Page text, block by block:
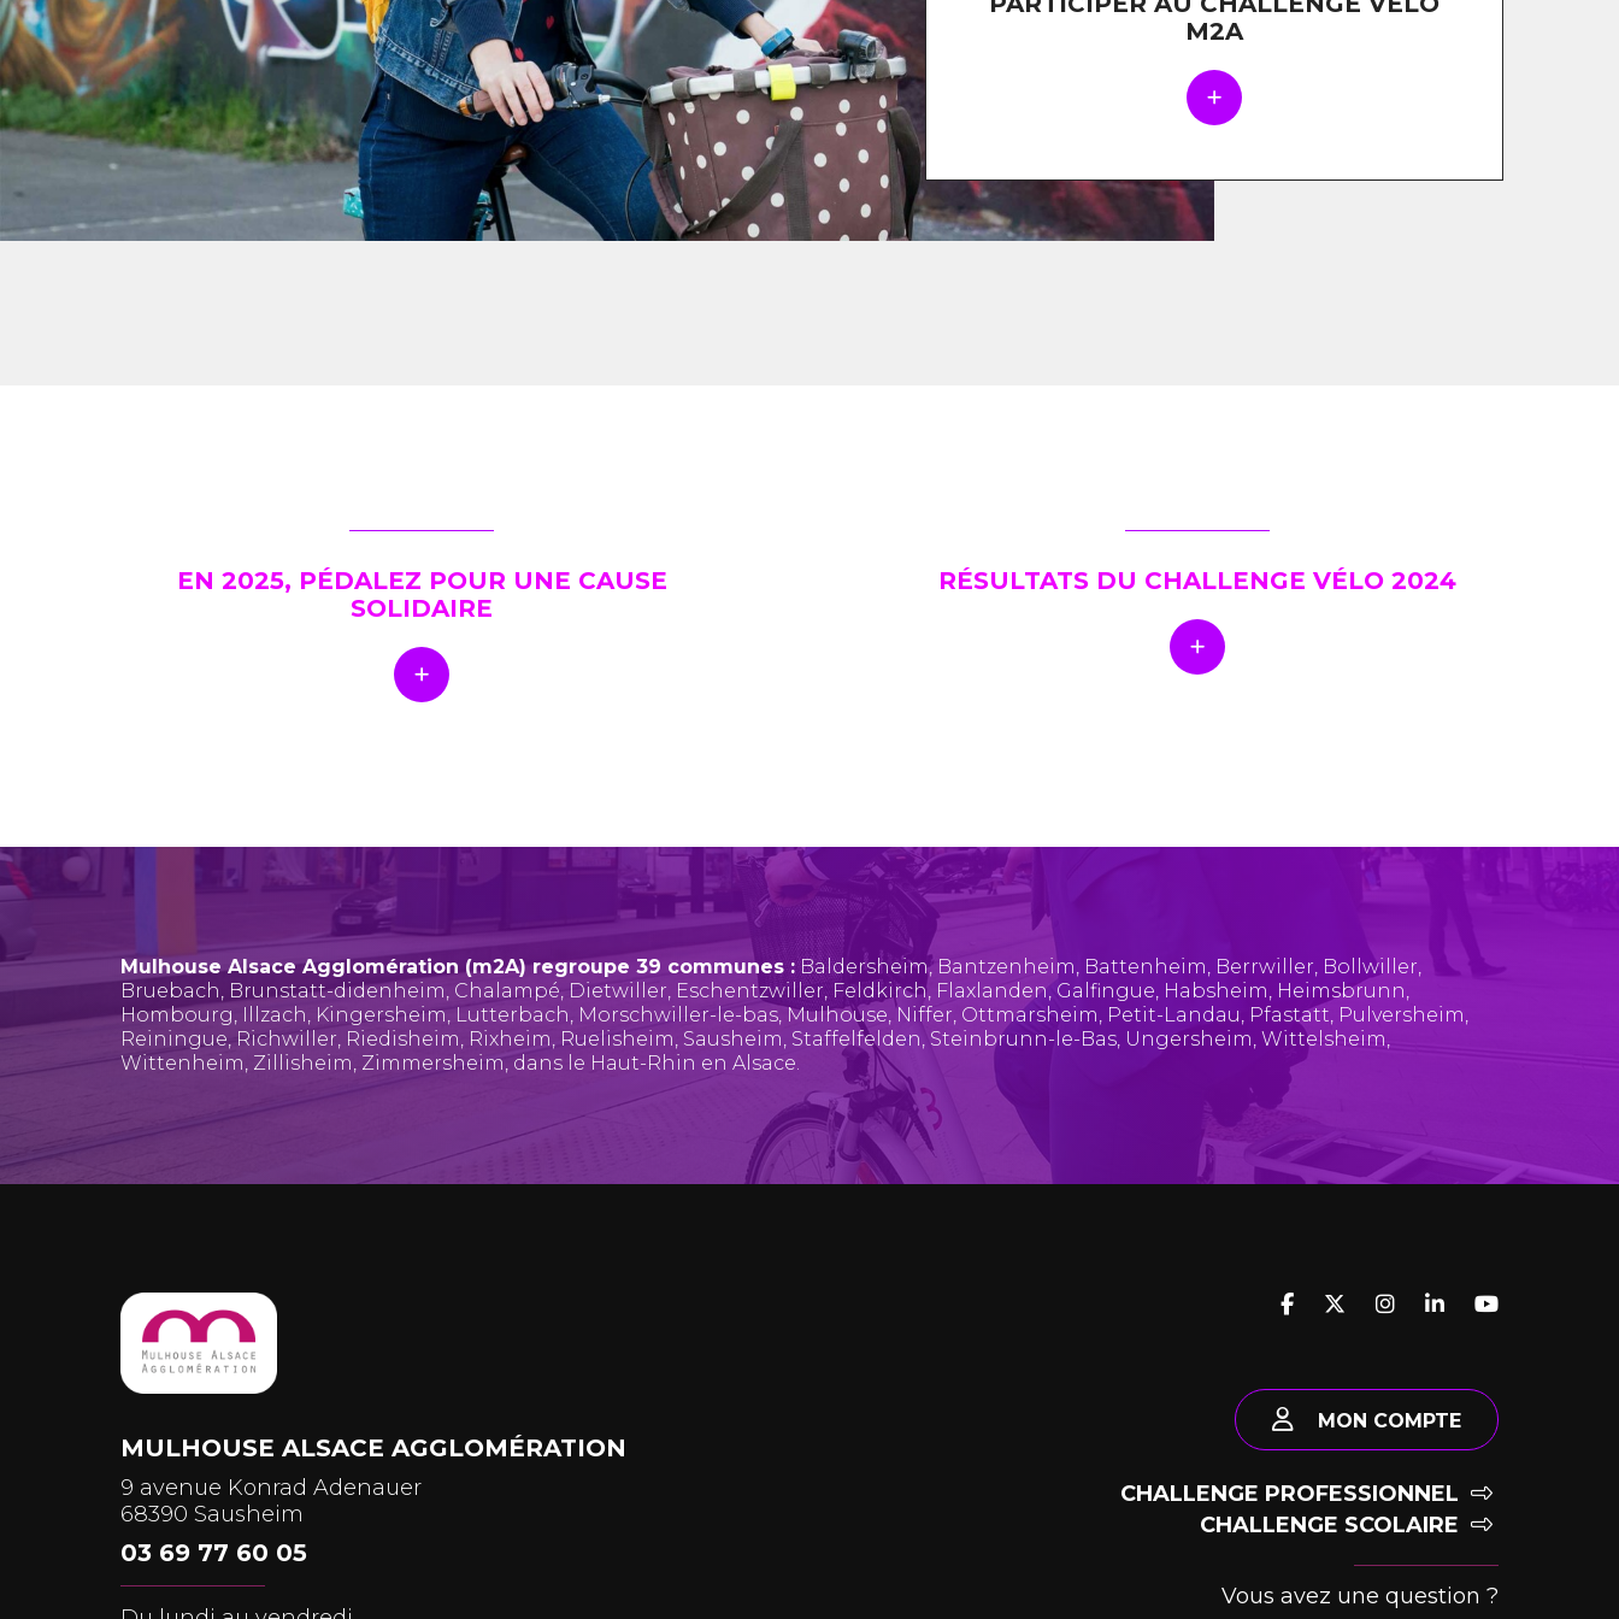
M2A
EN 2025, PÉDALEZ POUR UNE CAUSE
SOLIDAIRE
RÉSULTATS DU CHALLENGE VÉLO 2024
Mulhouse Alsace Agglomération (m2A) regroupe 39 communes : Baldersheim, Bantzenheim, Battenheim, Berrwiller, Bollwiller,
Bruebach, Brunstatt-didenheim, Chalampé, Dietwiller, Eschentzwiller, Feldkirch, Flaxlanden, Galfingue, Habsheim, Heimsbrunn,
Hombourg, Illzach, Kingersheim, Lutterbach, Morschwiller-le-bas,Mulhouse, Niffer, Ottmarsheim, Petit-Landau, Pfastatt, Pulversheim,
Reiningue, Richwiller, Riedisheim, Rixheim, Ruelisheim, Sausheim, Staffelfelden, Steinbrunn-le-Bas, Ungersheim, Wittelsheim,
Wittenheim, Zillisheim, Zimmersheim, dans le Haut-Rhin en Alsace.
MULHOUSE ALSACE AGGLOMÉRATION
9 avenue Konrad Adenauer
68390 Sausheim
03 69 77 60 05
MON COMPTE
CHALLENGE PROFESSIONNEL
CHALLENGE SCOLAIRE
Vous avez une question ?